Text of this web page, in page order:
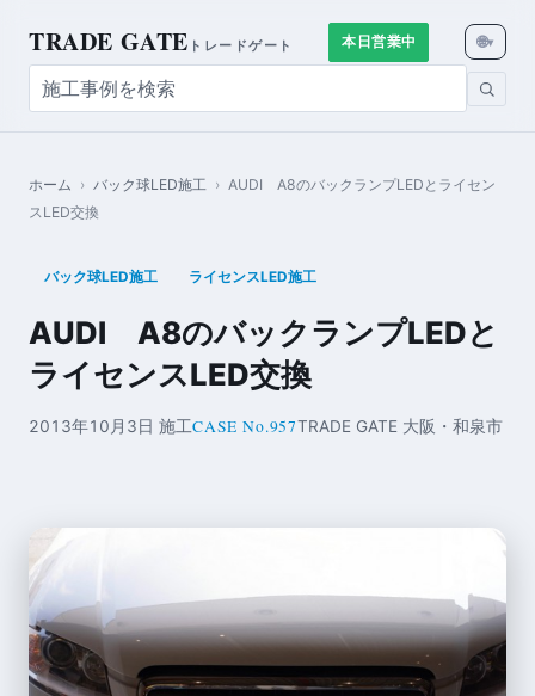
TRADE GATE トレードゲート 本日営業中 🌐▾
ホーム › バック球LED施工 › AUDI A8のバックランプLEDとライセン
スLED交換
バック球LED施工 ライセンスLED施工
AUDI A8のバックランプLEDと
ライセンスLED交換
2013年10月3日 施工CASE No.957TRADE GATE 大阪・和泉市